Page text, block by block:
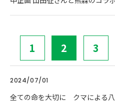
1 2 3
2024/07/01
全ての命を大切に クマによる